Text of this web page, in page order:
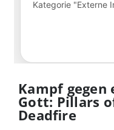
Kampf
Gott: Pillars
Deadfire